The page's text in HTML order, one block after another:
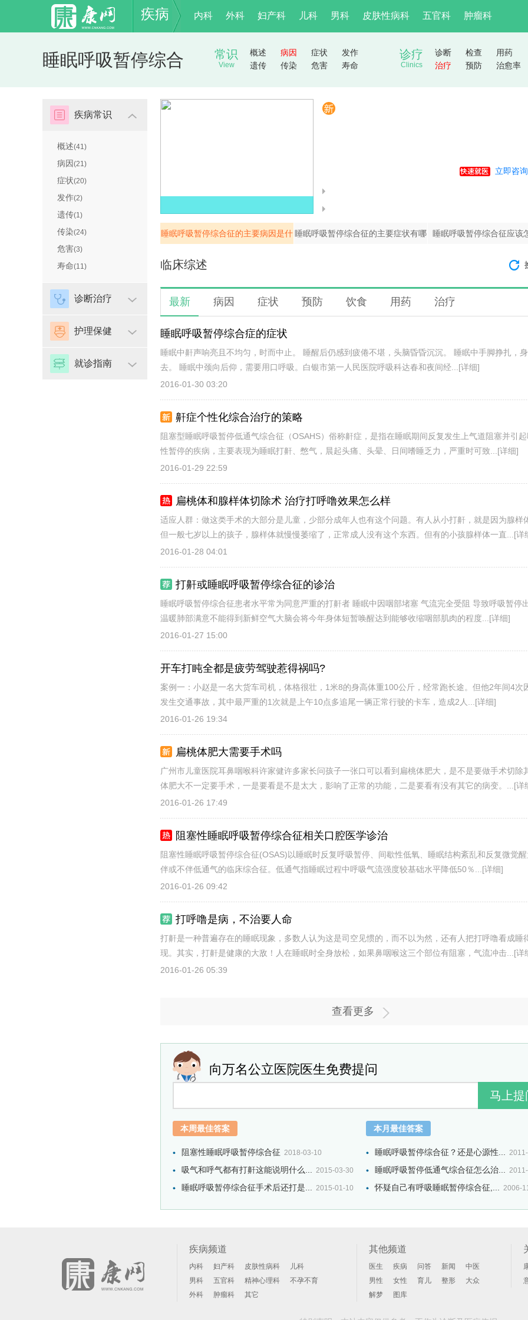
疾病 内科 外科 妇产科 儿科 男科 皮肤性病科 五官科 肿瘤科
睡眠呼吸暂停综合
征
常识
View
概述 病因 症状
发作
遗传
传染 危害 寿命
诊疗
Clinics
诊断 检查
用药
治疗
预防 治愈率
疾病常识
概述(41)
病因(21)
症状(20)
发作(2)
遗传(1)
传染(24)
危害(3)
寿命(11)
诊断治疗
护理保健
就诊指南
立即咨询
睡眠呼吸暂停综合征的主要病因是什 睡眠呼吸暂停综合征的主要症状有哪 睡眠呼吸暂停综合征应该
临床综述
最新 病因 症状 预防 饮食 用药 治疗
睡眠呼吸暂停综合症的症状
睡眠中鼾声响亮且不均匀，时而中止。 睡醒后仍感到疲倦不堪，头脑昏昏沉沉。 睡眠中手脚挣扎，
去。 睡眠中颈向后仰，需要用口呼吸。白银市第一人民医院呼吸科达春和夜间经... [详细]
2016-01-30 03:20
鼾症个性化综合治疗的策略
阻塞型睡眠呼吸暂停低通气综合征（OSAHS）俗称鼾症，是指在睡眠期间反复发生上气道阻塞并引
性暂停的疾病，主要表现为睡眠打鼾、憋气，晨起头痛、头晕、日间嗜睡乏力，严重时可致... [详细]
2016-01-29 22:59
扁桃体和腺样体切除术 治疗打呼噜效果怎么样
适应人群：做这类手术的大部分是儿童，少部分成年人也有这个问题。有人从小打鼾，就是因为腺样
但一般七岁以上的孩子，腺样体就慢慢萎缩了，正常成人没有这个东西。但有的小孩腺样体一直... [详
2016-01-28 04:01
打鼾或睡眠呼吸暂停综合征的诊治
睡眠呼吸暂停综合征患者水平常为同意严重的打鼾者 睡眠中因咽部堵塞 气流完全受阻 导致呼吸暂停
温暖肺部满意不能得到新鲜空气大脑会将今年身体短暂唤醒达到能够收缩咽部肌肉的程度... [详细]
2016-01-27 15:00
开车打盹全都是疲劳驾驶惹得祸吗?
案例一：小赵是一名大货车司机，体格很壮，1米8的身高体重100公斤，经常跑长途。但他2年间4次
发生交通事故，其中最严重的1次就是上午10点多追尾一辆正常行驶的卡车，造成2人... [详细]
2016-01-26 19:34
扁桃体肥大需要手术吗
广州市儿童医院耳鼻咽喉科许家健许多家长问孩子一张口可以看到扁桃体肥大，是不是要做手术切除
体肥大不一定要手术，一是要看是不是太大，影响了正常的功能，二是要看有没有其它的病变。... [详
2016-01-26 17:49
阻塞性睡眠呼吸暂停综合征相关口腔医学诊治
阻塞性睡眠呼吸暂停综合征(OSAS)以睡眠时反复呼吸暂停、间歇性低氧、睡眠结构紊乱和反复微觉醒
伴或不伴低通气的临床综合征。低通气指睡眠过程中呼吸气流强度较基础水平降低50％... [详细]
2016-01-26 09:42
打呼噜是病，不治要人命
打鼾是一种普遍存在的睡眠现象，多数人认为这是司空见惯的，而不以为然，还有人把打呼噜看成睡
现。其实，打鼾是健康的大敌！人在睡眠时全身放松，如果鼻咽喉这三个部位有阻塞，气流冲击... [详
2016-01-26 05:39
查看更多
向万名公立医院医生免费提问
本周最佳答案
阻塞性睡眠呼吸暂停综合征 2018-03-10
吸气和呼气都有打鼾这能说明什么... 2015-03-30
睡眠呼吸暂停综合征手术后还打是... 2015-01-10
本月最佳答案
睡眠呼吸暂停综合征？还是心源性...
睡眠呼吸暂停低通气综合征怎么治...
怀疑自己有呼吸睡眠暂停综合征,... 2006-
疾病频道
内科 妇产科 皮肤性病科
儿科
男科
五官科 精神心理科
不孕不育
外科
肿瘤科 其它
其他频道
医生 疾病 问答 新闻
中医
男性
女性 育儿 整形
大众
解梦
图库